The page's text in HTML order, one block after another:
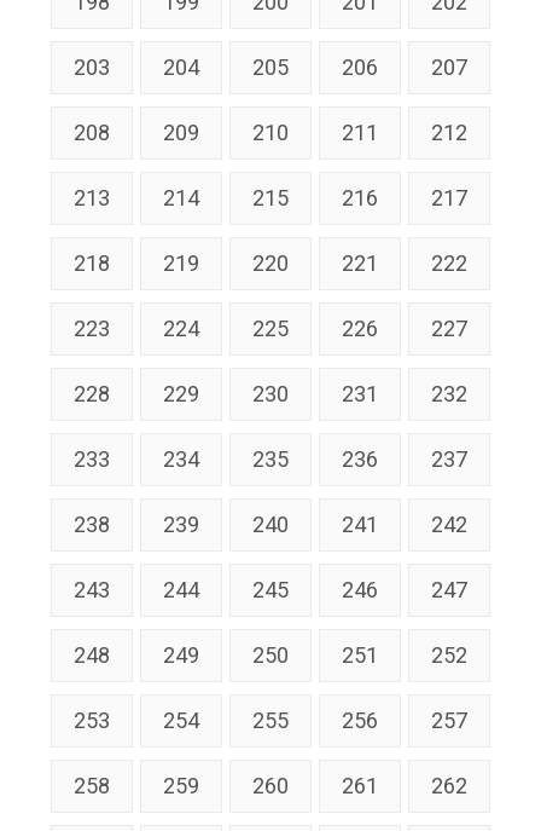
203 204 205 206 207
208 209 210 211 212
213 214 215 216 217
218 219 220 221 222
223 224 225 226 227
228 229 230 231 232
233 234 235 236 237
238 239 240 241 242
243 244 245 246 247
248 249 250 251 252
253 254 255 256 257
258 259 260 261 262